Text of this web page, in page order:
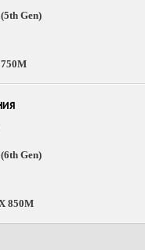
Gen)
Gen)
850M